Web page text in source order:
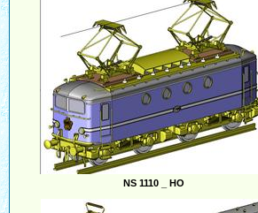
NS 1110 _ HO